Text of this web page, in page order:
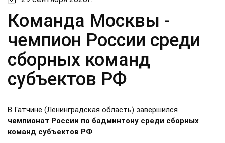
Команда Москвы -
чемпион России среди
сборных команд
субъектов РФ
В Гатчине (Ленинградская область) завершился
чемпионат России по бадминтону среди сборных
команд субъектов РФ.